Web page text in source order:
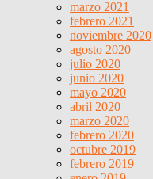
marzo 2021
febrero 2021
noviembre 2020
agosto 2020
julio 2020
junio 2020
mayo 2020
abril 2020
marzo 2020
febrero 2020
octubre 2019
febrero 2019